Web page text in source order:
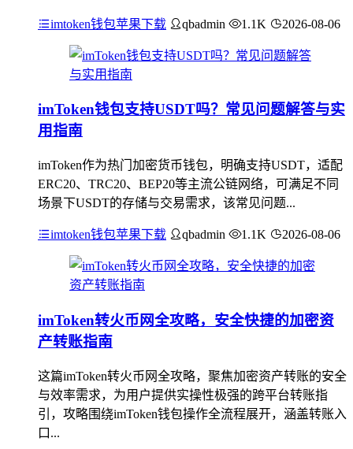
imtoken钱包苹果下载 qbadmin 1.1K 2026-08-06
imToken钱包支持USDT吗？常见问题解答与实
用指南
imToken作为热门加密货币钱包，明确支持USDT，适配
ERC20、TRC20、BEP20等主流公链网络，可满足不同
场景下USDT的存储与交易需求，该常见问题...
imtoken钱包苹果下载 qbadmin 1.1K 2026-08-06
imToken转火币网全攻略，安全快捷的加密资
产转账指南
这篇imToken转火币网全攻略，聚焦加密资产转账的安全
与效率需求，为用户提供实操性极强的跨平台转账指
引，攻略围绕imToken钱包操作全流程展开，涵盖转账入
口...